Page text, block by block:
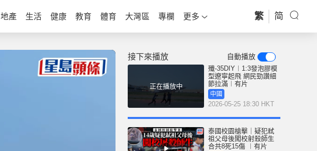
地產 生活 健康 教育 體育 大灣區 專欄 更多 繁 简
接下來播放 自動播放
正在播放中
殲-35DIY︱1:3發泡膠模
型遼寧起飛 網民勁讚細
節拉滿︱有片
中國
2026-05-25 18:30 HKT
泰國校園槍擊｜疑犯弒
祖父母後闖校射殺師生
合共8死15傷 ︱有片